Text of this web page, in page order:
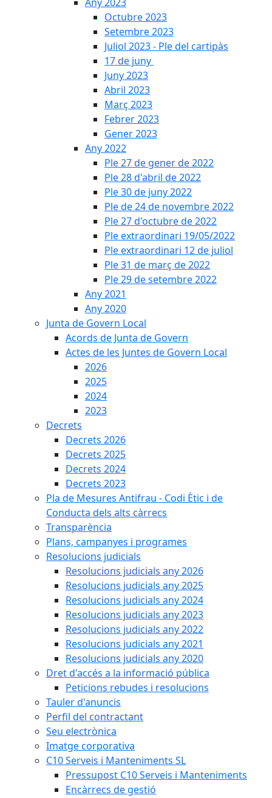
Octubre 2023
Setembre 2023
Juliol 2023 - Ple del cartipàs
17 de juny
Juny 2023
Abril 2023
Març 2023
Febrer 2023
Gener 2023
Any 2022
Ple 27 de gener de 2022
Ple 28 d'abril de 2022
Ple 30 de juny 2022
Ple de 24 de novembre 2022
Ple 27 d'octubre de 2022
Ple extraordinari 19/05/2022
Ple extraordinari 12 de juliol
Ple 31 de març de 2022
Ple 29 de setembre 2022
Any 2021
Any 2020
Junta de Govern Local
Acords de Junta de Govern
Actes de les Juntes de Govern Local
2026
2025
2024
2023
Decrets
Decrets 2026
Decrets 2025
Decrets 2024
Decrets 2023
Pla de Mesures Antifrau - Codi Ètic i de
Conducta dels alts càrrecs
Transparència
Plans, campanyes i programes
Resolucions judicials
Resolucions judicials any 2026
Resolucions judicials any 2025
Resolucions judicials any 2024
Resolucions judicials any 2023
Resolucions judicials any 2022
Resolucions judicials any 2021
Resolucions judicials any 2020
Dret d'accés a la informació pública
Peticions rebudes i resolucions
Tauler d'anuncis
Perfil del contractant
Seu electrònica
Imatge corporativa
C10 Serveis i Manteniments SL
Pressupost C10 Serveis i Manteniments
Encàrrecs de gestió